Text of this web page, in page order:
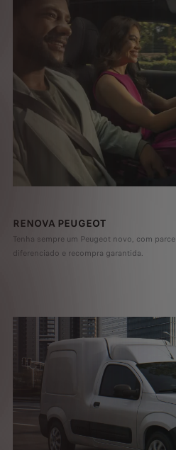
RENOVA PEUGEOT
Tenha sempre um Peugeot novo, com
diferenciado e recompra garantida.